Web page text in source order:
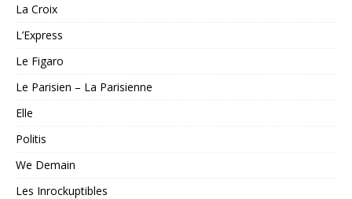
La Croix
L’Express
Le Figaro
Le Parisien – La Parisienne
Elle
Politis
We Demain
Les Inrockuptibles